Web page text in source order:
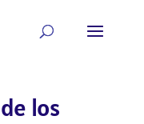
los